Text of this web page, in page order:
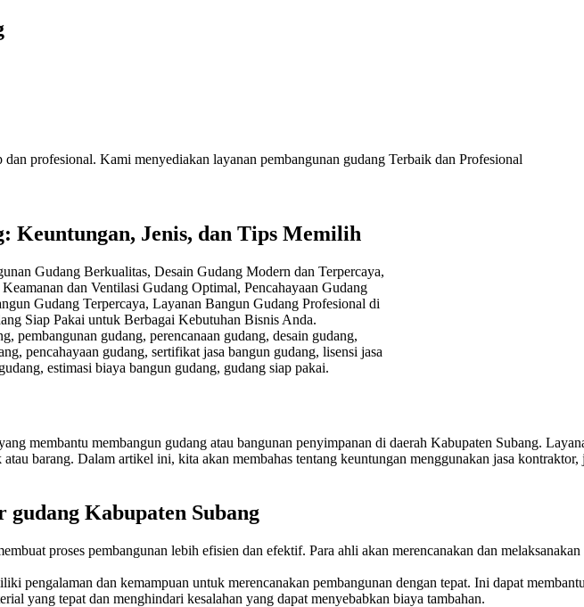
profesional. Kami menyediakan layanan pembangunan gudang Terbaik dan Profesional
Keuntungan, Jenis, dan Tips Memilih
pembangunan gudang, perencanaan gudang, desain gudang,
pencahayaan gudang, sertifikat jasa bangun gudang, lisensi jasa
estimasi biaya bangun gudang, gudang siap pakai.
membantu membangun gudang atau bangunan penyimpanan di daerah Kabupaten Subang.
barang. Dalam artikel ini, kita akan membahas tentang keuntungan menggunakan jasa kontraktor,
Kabupaten Subang
proses pembangunan lebih efisien dan efektif. Para ahli akan merencanakan dan melaksanakan
pengalaman dan kemampuan untuk merencanakan pembangunan dengan tepat. Ini dapat
yang tepat dan menghindari kesalahan yang dapat menyebabkan biaya tambahan.